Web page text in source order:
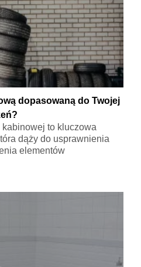
dopasowaną do Twojej
to kluczowa
dąży do usprawnienia
elementów